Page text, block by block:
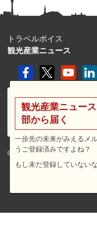
トラベルボイス
観光産業ニュース
© 2026 travel voice.
観光産業ニュー
部から届く
一歩先の未来がみえるメ
うご登録済みですよね？
もし未だ登録していない